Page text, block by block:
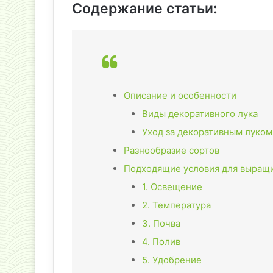
Содержание статьи:
Описание и особенности
Виды декоративного лука
Уход за декоративным луком
Разнообразие сортов
Подходящие условия для
1. Освещение
2. Температура
3. Почва
4. Полив
5. Удобрение